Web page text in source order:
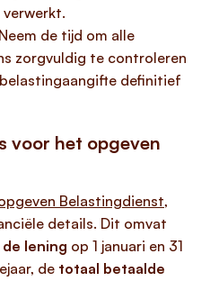
Neem de tijd om alle
zorgvuldig te controleren
definitief
voor het opgeven
Belastingdienst,
details. Dit omvat
lening op 1 januari en 31
de totaal betaalde